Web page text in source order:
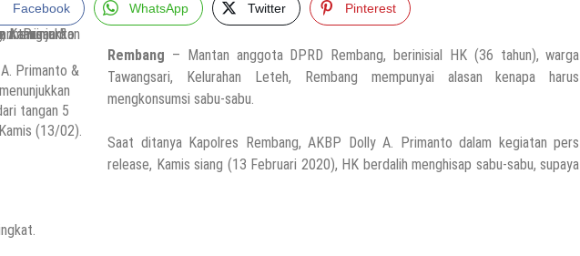
Facebook WhatsApp Twitter Pinterest
Primanto &
tangan 5
(13/02).
Rembang – Mantan anggota DPRD Rembang, berinisial HK (36 tahun), warga
Tawangsari, Kelurahan Leteh, Rembang mempunyai alasan kenapa harus
mengkonsumsi sabu-sabu.
Saat ditanya Kapolres Rembang, AKBP Dolly A. Primanto dalam kegiatan pers
release, Kamis siang (13 Februari 2020), HK berdalih menghisap sabu-sabu, supaya